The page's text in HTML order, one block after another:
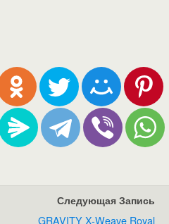
Следующая Запись
GRAVITY X-Weave Royal